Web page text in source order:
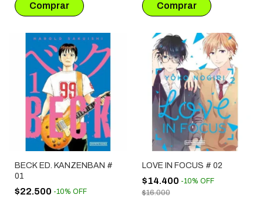
BECK ED. KANZENBAN #
01
$22.500 -10% OFF
LOVE IN FOCUS # 02
$14.400 -10% OFF
$16.000